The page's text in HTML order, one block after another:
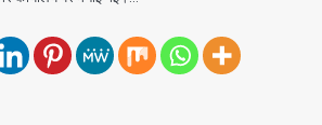
Noida Bal Bharati School